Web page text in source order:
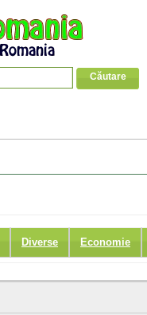
Diverse Economie